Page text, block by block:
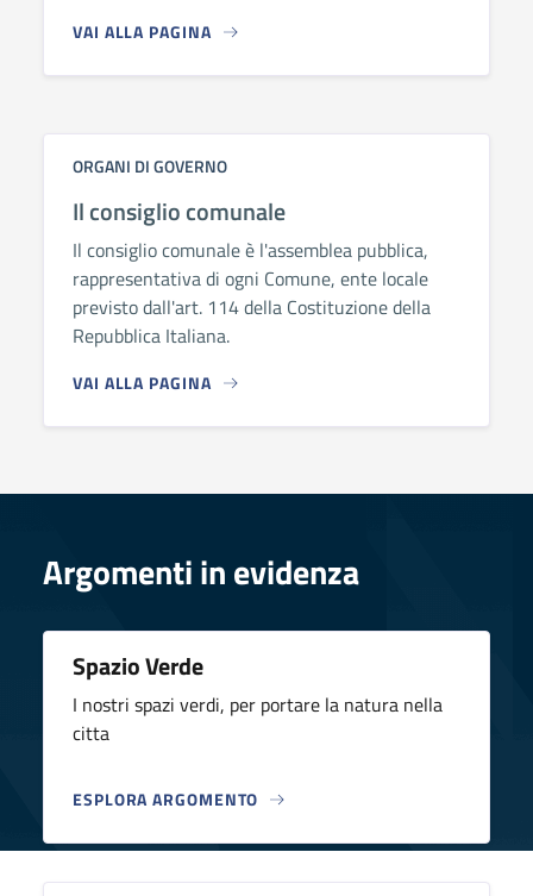
VAI ALLA PAGINA
ORGANI DI GOVERNO
Il consiglio comunale
Il consiglio comunale è l'assemblea pubblica,
rappresentativa di ogni Comune, ente locale
previsto dall'art. 114 della Costituzione della
Repubblica Italiana.
VAI ALLA PAGINA
Argomenti in evidenza
Spazio Verde
I nostri spazi verdi, per portare la natura nella
citta
ESPLORA ARGOMENTO